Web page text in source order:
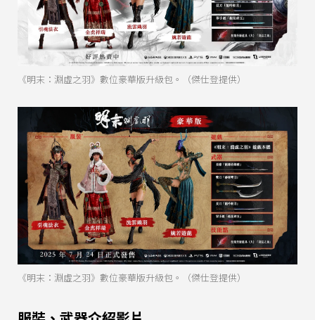
《明末：淵虛之羽》數位豪華版升級包。（傑仕登提供）
《明末：淵虛之羽》數位豪華版升級包。（傑仕登提供）